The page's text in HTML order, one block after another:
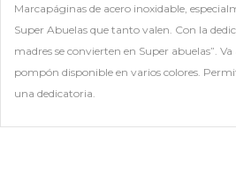
Marcapáginas de acero inoxidable,
Super Abuelas que tanto valen. Con la
madres se convierten en Super abuelas”.
pompón disponible en varios colores.
una dedicatoria.